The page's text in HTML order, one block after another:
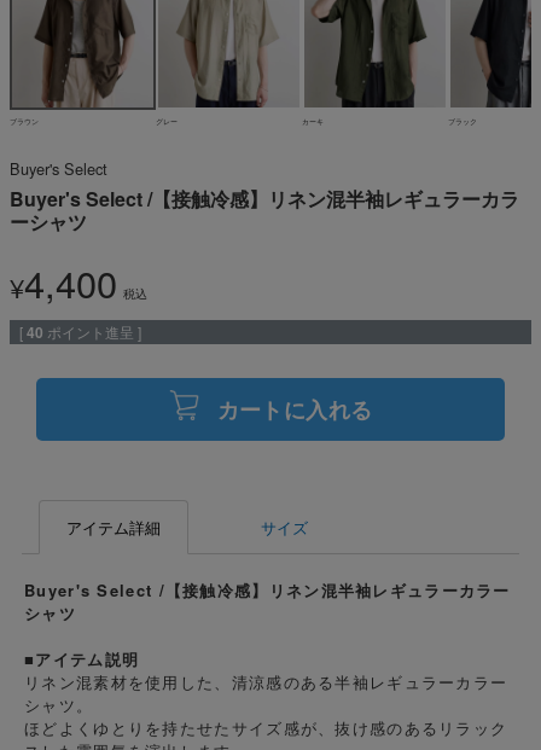
ブラウン グレー カーキ ブラック
Buyer's Select
Buyer's Select /【接触冷感】リネン混半袖レギュラーカラ
ーシャツ
¥4,400 税込
[40 ポイント進呈 ]
カートに入れる
アイテム詳細 サイズ
Buyer's Select /【接触冷感】リネン混半袖レギュラーカラー
シャツ
■アイテム説明
リネン混素材を使用した、清涼感のある半袖レギュラーカラー
シャツ。
ほどよくゆとりを持たせたサイズ感が、抜け感のあるリラック